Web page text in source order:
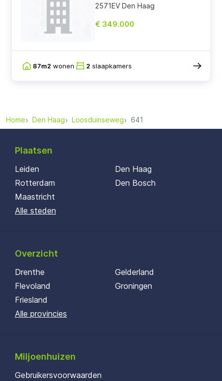
2571EV Den Haag
€ 349.000
87m2 wonen 2 slaapkamers
Home Den Haag Loosduinseweg 641
Plaatsen
Leiden
Rotterdam
Maastricht
Den Haag
Den Bosch
Alle steden
Overzicht
Drenthe
Flevoland
Friesland
Gelderland
Groningen
Alle provincies
Miljoenhuizen
Gebruikersvoorwaarden